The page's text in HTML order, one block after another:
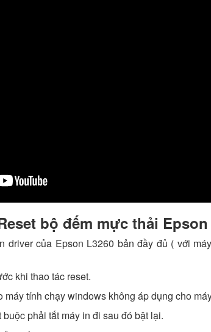
bộ đếm mực thải Epson
driver của Epson L3260 bản đầy đủ ( với
khi thao tác reset.
máy tính chạy windows không áp dụng cho
phải tắt máy in đi sau đó bật lại.